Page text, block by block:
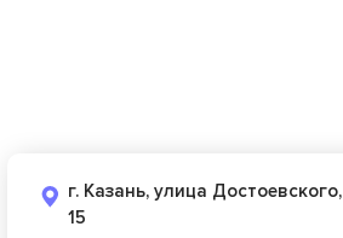
г. Казань, улица Достоевского,
15